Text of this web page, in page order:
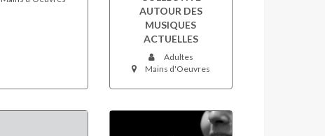
AUTOUR DES
MUSIQUES
ACTUELLES
Adultes
Mains d'Oeuvres